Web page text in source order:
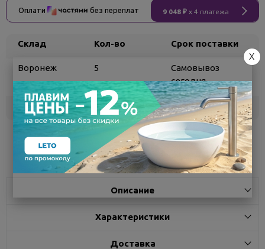
Оплати без переплат 9 048 ₽ x 4 платежа
Склад Кол-во Срок поставки
Воронеж 5
Самовывоз
сегодня
Белгород под заказ 3 - 7 дней
Поделиться
Описание
Характеристики
Доставка
X